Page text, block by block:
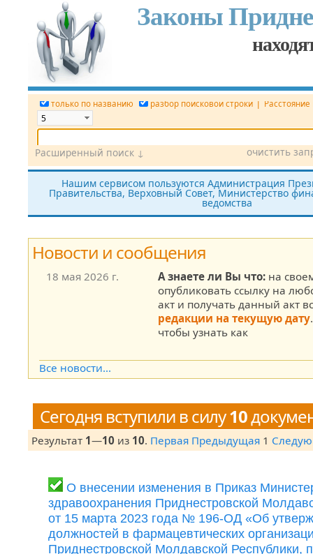
Законы
только по названию разбор поисковой строки |
Номер док. Дата
Принявший орган Источник (САЗ)
все редакции показать утратившие силу без
очистить
Расширенный поиск ↓
Нашим сервисом пользуются Администрация
Правительства, Верховный Совет, Министерство
ведомства
Новости и сообщения
18 мая 2026 г. А знаете ли Вы что: на
опубликовать ссылку на
акт и получать данный акт
редакции на текущую дату
чтобы узнать как
Все новости...
Сегодня вступили в силу10
Результат 1—10 из 10. Первая Предыдущая 1
О внесении изменения в Приказ
здравоохранения Приднестровской
от 15 марта 2023 года № 196-ОД «Об
должностей в фармацевтических
Приднестровской Молдавской Республики,